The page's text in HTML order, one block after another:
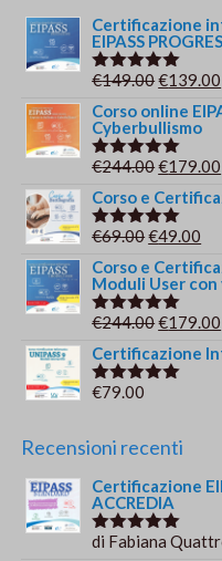
Certificazione
EIPASS
Valutato
€149.00Il
prezzo
originale
era:
€139.00
Corso online
Cyberbullismo
Valutato
€244.00Il
prezzo
originale
era:
€179.00
Corso e
Valutato
€69.00Il
prezzo
originale
era:
€49.00
è:
Corso e
Moduli User
Valutato
€244.00Il
prezzo
originale
€179.00
Certificazione
Valutato
€79.00
Recensioni recenti
Certificazione
ACCREDIA
Valutato5
di Fabiana